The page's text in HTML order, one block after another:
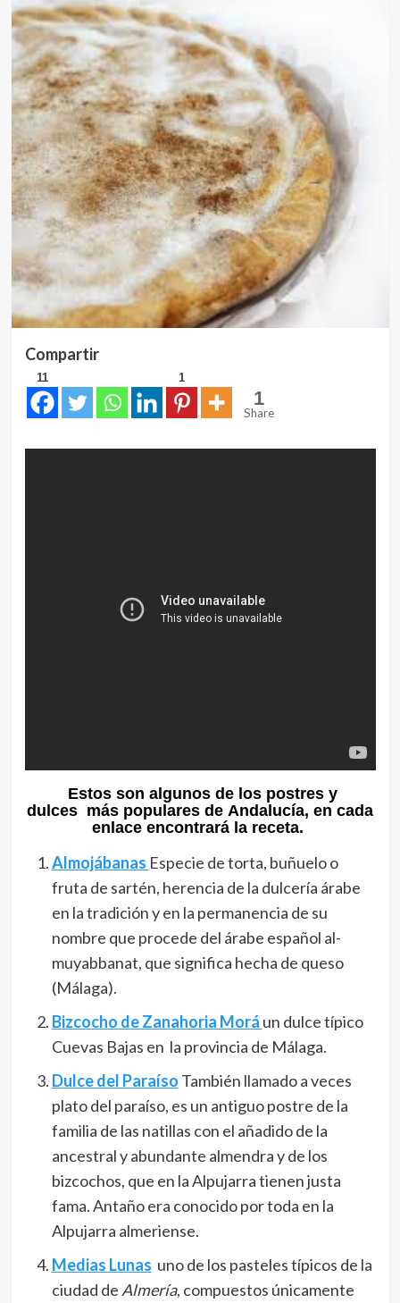
Compartir
11 1
1
Share
Estos son algunos de los postres y
dulces más populares de Andalucía, en cada
enlace encontrará la receta.
Almojábanas Especie de torta, buñuelo o
fruta de sartén, herencia de la dulcería árabe
en la tradición y en la permanencia de su
nombre que procede del árabe español al-
muyabbanat, que significa hecha de queso
(Málaga).
Bizcocho de Zanahoria Morá un dulce típico
Cuevas Bajas en la provincia de Málaga.
Dulce del Paraíso También llamado a veces
plato del paraíso, es un antiguo postre de la
familia de las natillas con el añadido de la
ancestral y abundante almendra y de los
bizcochos, que en la Alpujarra tienen justa
fama. Antaño era conocido por toda en la
Alpujarra almeriense.
Medias Lunas uno de los pasteles típicos de la
ciudad de Almería, compuestos únicamente